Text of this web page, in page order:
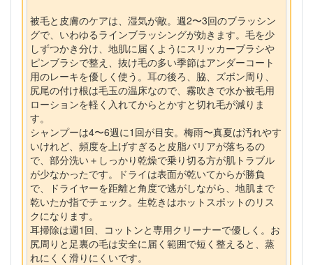
被毛と皮膚のケアは、湿気が敵。週2〜3回のブラッシン
グで、いわゆるラインブラッシングが効きます。毛を少
しずつかき分け、地肌に届くようにスリッカーブラシや
ピンブラシで整え、抜け毛の多い季節はアンダーコート
用のレーキを優しく使う。耳の後ろ、脇、ズボン周り、
尻尾の付け根は毛玉の温床なので、霧吹きで水か被毛用
ローションを軽く入れてからとかすと切れ毛が減りま
す。
シャンプーは4〜6週に1回が目安。梅雨〜真夏は汚れやす
いけれど、頻度を上げすぎると皮脂バリアが落ちるの
で、部分洗い＋しっかり乾燥で乗り切る方が肌トラブル
が少なかったです。ドライは表面が乾いてからが勝負
で、ドライヤーを距離と角度で逃がしながら、地肌まで
乾いたか指でチェック。生乾きはホットスポットのリス
クになります。
耳掃除は週1回、コットンと専用クリーナーで優しく。お
尻周りと足裏の毛は安全に届く範囲で短く整えると、蒸
れにくく滑りにくいです。